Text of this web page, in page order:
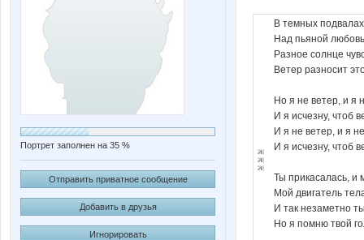
Портрет заполнен на 35 %
Отправить приватное сообщение
Добавить в друзья
Игнорировать
В темных
Над пьяной
Разное солнце
Ветер разносит
Но я не ветер, и я
И я исчезну, чтоб
И я не ветер, и я
И я исчезну, чтоб
Ты прикасалась, и
Мой двигатель
И так незаметно
Но я помню твой